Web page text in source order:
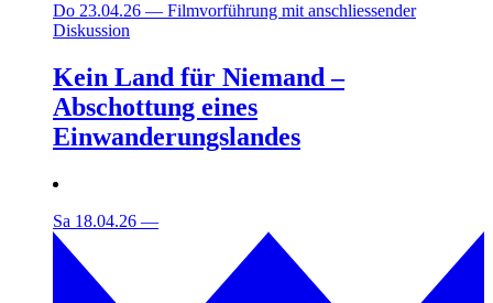
Do 23.04.26 — Filmvorführung mit anschliessender
Diskussion
Kein Land für Niemand –
Abschottung eines
Einwanderungslandes
Sa 18.04.26 —